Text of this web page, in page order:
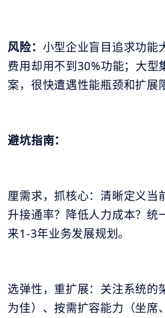
风险： 小型企业盲目追求功能
费用却用不到30%功能；大型
案，很快遭遇性能瓶颈和扩展
避坑指南：
厘需求，抓核心：清晰定义当
升接通率？降低人力成本？统
来1-3年业务发展规划。
选弹性，重扩展：关注系统的
为佳）、按需扩容能力（坐席